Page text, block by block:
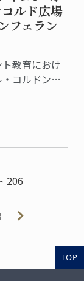
ルド広場
フェラン
教育におけ
コルドン・
パリのオテ
206
TOP